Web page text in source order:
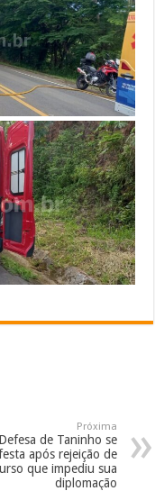
Próxima
de Taninho se
após rejeição de
que impediu sua
diplomação